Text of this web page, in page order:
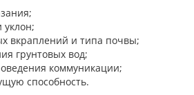
уклон;
вкраплений и типа почвы;
грунтовых вод;
коммуникации;
способность.